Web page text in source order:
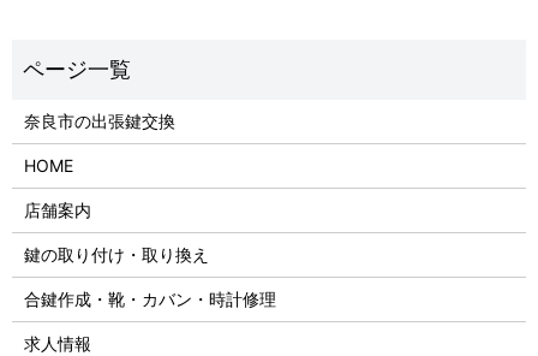
奈良市の出張鍵交換
HOME
店舗案内
鍵の取り付け・取り換え
合鍵作成・靴・カバン・時計修理
求人情報